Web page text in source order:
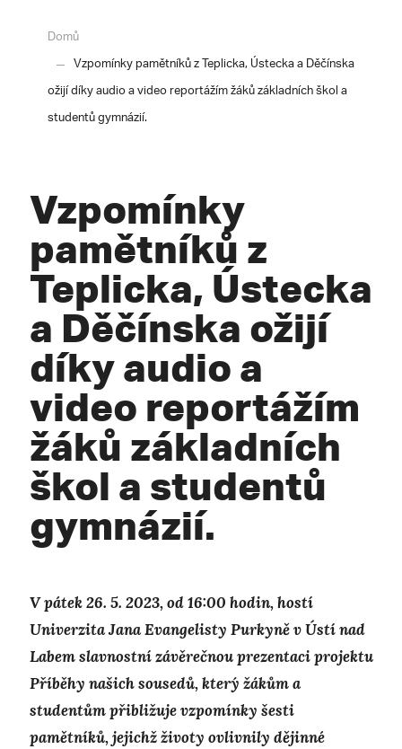
Domů
Vzpomínky pamětníků z Teplicka, Ústecka a Děčínska
ožijí díky audio a video reportážím žáků základních škol a
studentů gymnázií.
Vzpomínky
pamětníků z
Teplicka, Ústecka
a Děčínska ožijí
díky audio a
video reportážím
žáků základních
škol a studentů
gymnázií.
V pátek 26. 5. 2023, od 16:00 hodin, hostí
Univerzita Jana Evangelisty Purkyně v Ústí nad
Labem slavnostní závěrečnou prezentaci projektu
Příběhy našich sousedů, který žákům a
studentům přibližuje vzpomínky šesti
pamětníků, jejichž životy ovlivnily dějinné